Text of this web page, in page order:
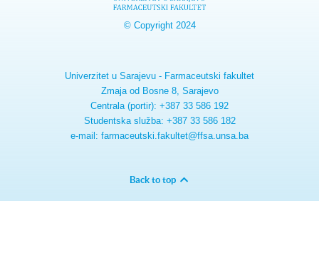
© Copyright 2024
Univerzitet u Sarajevu - Farmaceutski fakultet
Zmaja od Bosne 8, Sarajevo
Centrala (portir): +387 33 586 192
Studentska služba: +387 33 586 182
e-mail: farmaceutski.fakultet@ffsa.unsa.ba
Back to top